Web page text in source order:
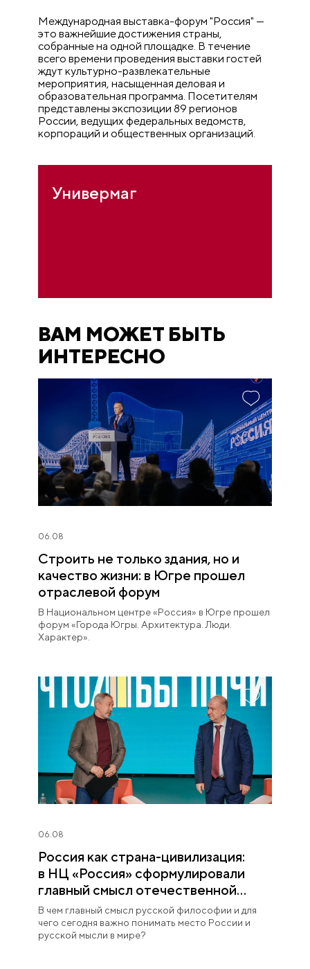
Международная выставка-форум "Россия" —
это важнейшие достижения страны,
собранные на одной площадке. В течение
всего времени проведения выставки гостей
ждут культурно-развлекательные
мероприятия, насыщенная деловая и
образовательная программа. Посетителям
представлены экспозиции 89 регионов
России, ведущих федеральных ведомств,
корпораций и общественных организаций.
Универмаг
ВАМ МОЖЕТ БЫТЬ
ИНТЕРЕСНО
06.08
Строить не только здания, но и
качество жизни: в Югре прошел
отраслевой форум
В Национальном центре «Россия» в Югре прошел
форум «Города Югры. Архитектура. Люди.
Характер».
06.08
Россия как страна-цивилизация:
в НЦ «Россия» сформулировали
главный смысл отечественной
философии
В чем главный смысл русской философии и для
чего сегодня важно понимать место России и
русской мысли в мире?